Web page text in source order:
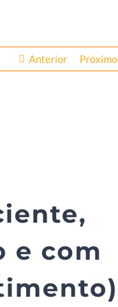
Anterior Próximo
e com